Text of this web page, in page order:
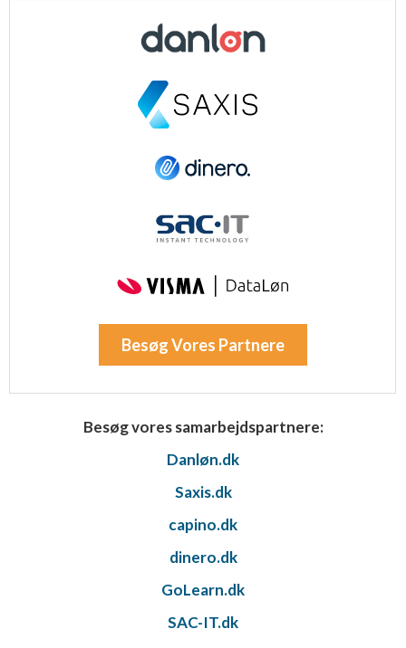
Besøg Vores Partnere
Besøg vores samarbejdspartnere:
Danløn.dk
Saxis.dk
capino.dk
dinero.dk
GoLearn.dk
SAC-IT.dk